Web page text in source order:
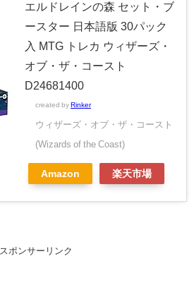
エルドレインの森 セット・ブ
ースター 日本語版 30パック
入 MTG トレカ ウィザーズ・
オブ・ザ・コースト
D24681400
created by Rinker
ウィザーズ・オブ・ザ・コースト
(Wizards of the Coast)
Amazon 楽天市場
スポンサーリンク